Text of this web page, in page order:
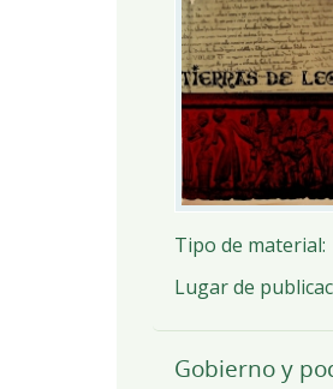
Tipo de material
Lugar de
Gobierno y